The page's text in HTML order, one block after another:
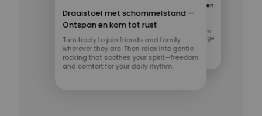
Ontspan en kom tot rust
Turn freely to join friends and family
wherever they are. Then relax into gentle
rocking that soothes your spirit—freedom
and comfort for your daily rhythm.
Duurzame ondersteuning, dag na
dag
De rugleuning is royaal opgevuld met
milieuvriendelijke PP-katoen, wat
langdurig comfort biedt met een bewust
karakter.
Ruime zitplaats, open verbindingen
De brede zitting en laagprofiel
armleuningen nodigen je uit om
grenzeloos te ontspannen — perfect om
knusse momenten te delen met je harige
vrienden.